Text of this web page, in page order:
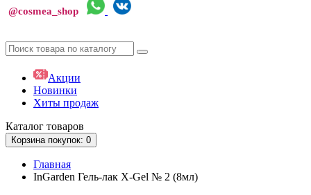
@cosmea_shop
Акции
Новинки
Хиты продаж
Каталог товаров
Корзинапокупок: 0
Главная
InGarden Гель-лак X-Gel № 2 (8мл)